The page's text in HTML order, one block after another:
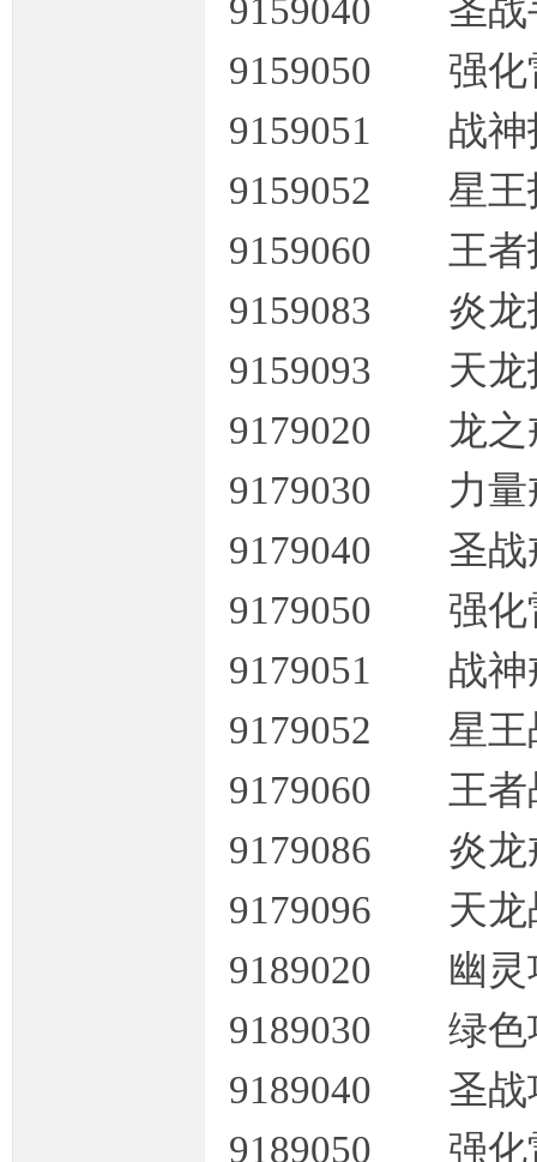
9159040 圣
9159050 强
9159051 战
9159052 星
9159060 王
9159083 炎
9159093 天
9179020 龙
9179030 力
9179040 圣
9179050 强
9179051 战
9179052 星
9179060 王
9179086 炎
9179096 天
9189020 幽
9189030 绿
9189040 圣
9189050 强